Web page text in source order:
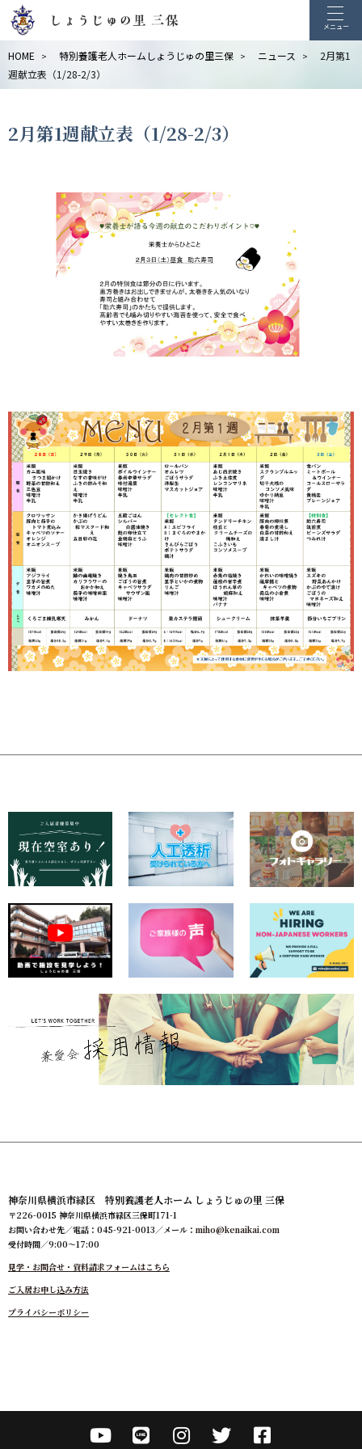
メニュー
HOME > 特別養護老人ホームしょうじゅの里三保 > ニュース >
2月第1
週献立表（1/28-2/3）
2月第1週献立表（1/28-2/3）
神奈川県横浜市緑区 特別養護老人ホーム しょうじゅの里 三保
〒226-0015 神奈川県横浜市緑区三保町171-1
お問い合わせ先／電話：045-921-0013／メール： miho@kenaikai.com
受付時間／9:00～17:00
見学・お問合せ・資料請求フォームはこちら
ご入居お申し込み方法
プライバシーポリシー